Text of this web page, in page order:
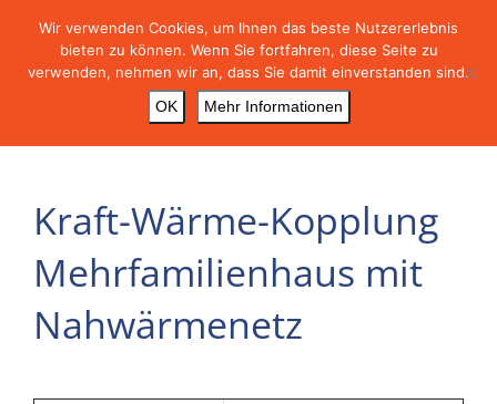
Kraft-Wärme-Kopplung
Mehrfamilienhaus mit
Nahwärmenetz
Wir verwenden Cookies, um Ihnen das beste Nutzererlebnis
bieten zu können. Wenn Sie fortfahren, diese Seite zu
verwenden, nehmen wir an, dass Sie damit einverstanden sind.
OK
Mehr Informationen